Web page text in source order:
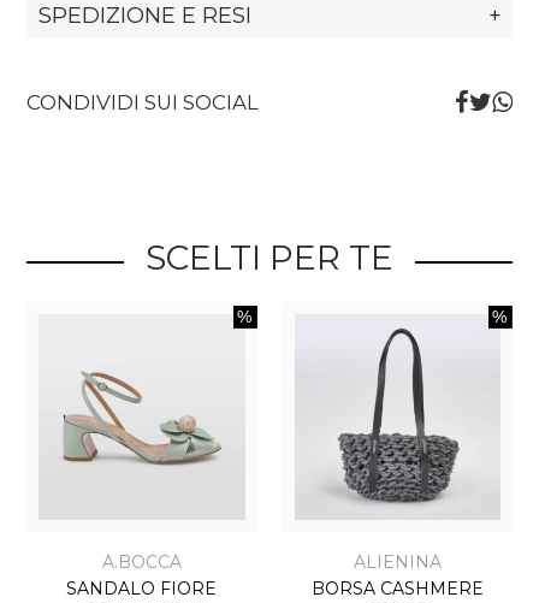
SPEDIZIONE E RESI +
CONDIVIDI SUI SOCIAL
SCELTI PER TE
A.BOCCA
SANDALO FIORE
ALIENINA
BORSA CASHMERE